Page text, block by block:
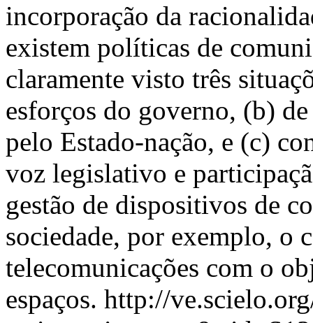
incorporação da
existem políticas de
claramente visto três
esforços do governo, (b)
pelo Estado-nação, e (c)
voz legislativo e
gestão de dispositivos de
sociedade, por exemplo, o
telecomunicações com o
espaços. http://